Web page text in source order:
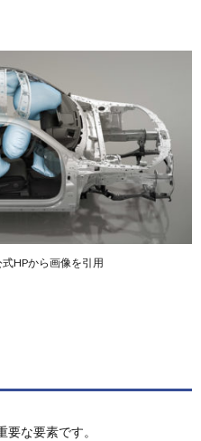
HPから画像を引用
な要素です。